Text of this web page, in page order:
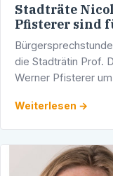
Stadträte
Pfisterer sind
die Stadträtin Prof.
Werner Pfisterer um
Weiterlesen →